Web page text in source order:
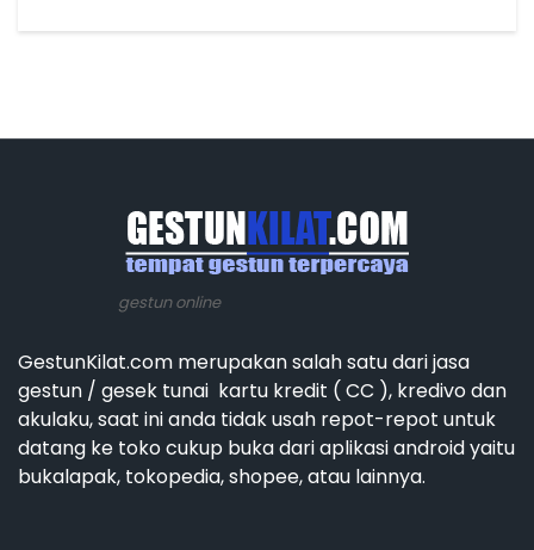
gestun online
GestunKilat.com merupakan salah satu dari jasa
gestun / gesek tunai kartu kredit ( CC ), kredivo dan
akulaku, saat ini anda tidak usah repot-repot untuk
datang ke toko cukup buka dari aplikasi android yaitu
bukalapak, tokopedia, shopee, atau lainnya.